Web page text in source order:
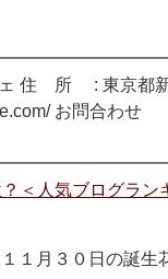
住 所 : 東京都新
お問合わ
＜人気ブログラン
１月３０日の誕生